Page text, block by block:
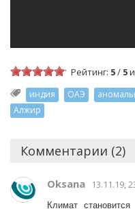
Рейтинг: 5/ 5
индия ОАЭ
Алжир
Комментарии (2)
Oksana 13.11.19,
Климат